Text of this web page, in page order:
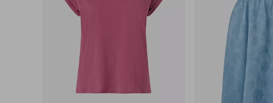
Flexibele betaalwijze
Nu betalen, later betalen of in termijnen betalen
Meer lezen